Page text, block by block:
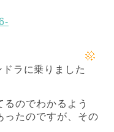
ラに乗りました
のでわかるよう
ったのですが、その